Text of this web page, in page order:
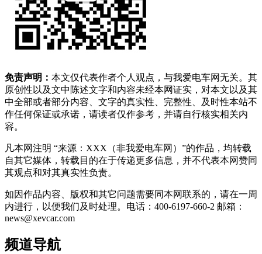
免责声明： 本文仅代表作者个人观点，与我爱电车网无关。其
原创性以及文中陈述文字和内容未经本网证实，对本文以及其
中全部或者部分内容、文字的真实性、完整性、及时性本站不
作任何保证或承诺，请读者仅作参考，并请自行核实相关内
容。
凡本网注明 “来源：XXX（非我爱电车网）”的作品，均转载
自其它媒体，转载目的在于传递更多信息，并不代表本网赞同
其观点和对其真实性负责。
如因作品内容、版权和其它问题需要同本网联系的，请在一周
内进行，以便我们及时处理。电话：400-6197-660-2 邮箱：
news@xevcar.com
频道导航